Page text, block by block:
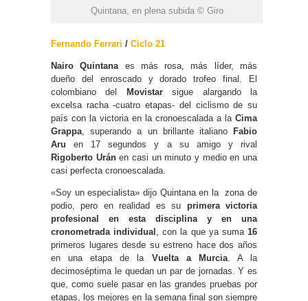
Quintana, en plena subida © Giro
Fernando Ferrari / Ciclo 21
Nairo Quintanaes más rosa, más líder, más
dueño del enroscado y dorado trofeo final. El
colombiano del
Movistarsigue alargando la
excelsa racha -cuatro etapas- del ciclismo de su
país con la victoria en la cronoescalada a la Cima
Grappa, superando a un brillante italiano
Fabio
Aru en 17 segundos y a su amigo y rival
Rigoberto Uránen casi un minuto y medio en una
casi perfecta cronoescalada.
«Soy un especialista» dijo Quintana en la zona de
podio, pero en realidad es su primera victoria
profesional en esta disciplina y en una
cronometrada individual , con la que ya suma16
primeros lugares desde su estreno hace dos años
en una etapa de la Vuelta a Murcia. A la
decimoséptima le quedan un par de jornadas. Y es
que, como suele pasar en las grandes pruebas por
etapas, los mejores en la semana final son siempre